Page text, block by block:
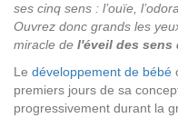
ses cinq sens : l’ouïe,
Ouvrez donc grands les
miracle de l'éveil des sens
Le développement de bébé
premiers jours de sa
progressivement durant la